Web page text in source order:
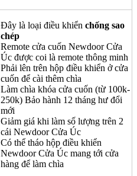
Đây là loại điều khiển chống sao
chép
Remote cửa cuốn Newdoor Cửa
Úc được coi là remote thông minh
Phải lên trên hộp điều khiển ở cửa
cuốn để cài thêm chìa
Làm chìa khóa cửa cuốn (từ 100k-
250k) Bảo hành 12 tháng hư đổi
mới
Giảm giá khi làm số lượng trên 2
cái Newdoor Cửa Úc
Có thể tháo hộp điều khiển
Newdoor Cửa Úc mang tới cửa
hàng để làm chìa